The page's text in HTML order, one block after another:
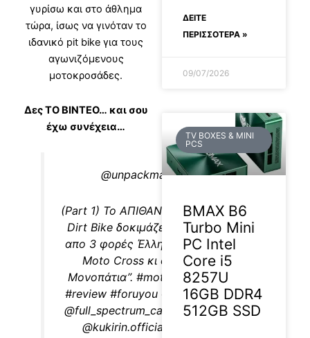
γυρίσω και στο άθλημα
τώρα, ίσως να γινόταν το
ιδανικό pit bike για τους
αγωνιζόμενους
μοτοκροσάδες.
Δες ΤΟ ΒΙΝΤΕΟ… και σου
έχω συνέχεια…
@unpackman.review
(Part 1) Το ΑΠΙΘΑΝΟ Kukirin X1 Mini
Dirt Bike δοκιμάζεται στην Πίστα
απο 3 φορές Έλληνα πρωταθλητή
Moto Cross κι ανοίγει “Νέα
Μονοπάτια”. #moto #cross #bike
#review #foruyou@SpirosKosmas
@full_spectrum_captures @KuKirin
@kukirin.official @kukirineu
ΔΕΊΤΕ
ΠΕΡΙΣΣΟΤΕΡΑ »
09/07/2026
TV BOXES & MINI
PCS
BMAX B6
Turbo Mini
PC Intel
Core i5
8257U
16GB DDR4
512GB SSD